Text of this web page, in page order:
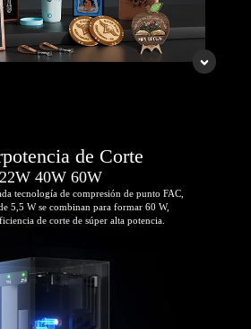
de Corte
22W 40W 60W
tecnología de compresión de punto FAC,
5,5 W se combinan para formar 60 W,
de corte de súper alta potencia.